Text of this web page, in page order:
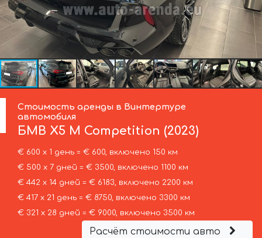
Стоимость аренды в Винтертуре
автомобиля
БМВ X5 M Competition (2023)
€ 600 х 1 день = € 600, включено 150 км
€ 500 х 7 дней = € 3500, включено 1100 км
€ 442 х 14 дней = € 6183, включено 2200 км
€ 417 х 21 день = € 8750, включено 3300 км
€ 321 х 28 дней = € 9000, включено 3500 км
Расчёт стоимости авто